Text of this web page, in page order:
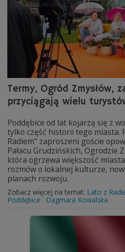
Termy, Ogród Zmysłów,
przyciągają wielu
Poddębice od lat kojarzą się z
tylko część historii tego miasta.
Radiem" zaproszeni goście
Pałacu Grudzińskich, Ogrodzie
która ogrzewa większość
rozmów o lokalnej kulturze,
planach rozwoju.
Zobacz więcej na temat: Lato z
Poddębice
Dagmara Kowalska